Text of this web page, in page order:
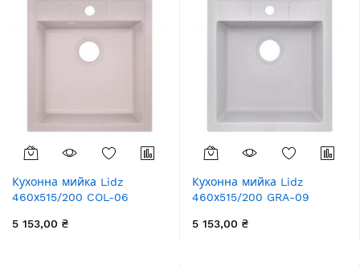
Кухонна мийка Lidz
460х515/200 COL-06
5 153,00 ₴
Кухонна мийка Lidz
460х515/200 GRA-09
5 153,00 ₴